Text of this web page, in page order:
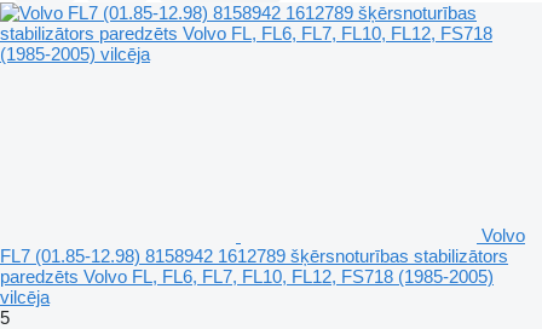
Volvo
FL7 (01.85-12.98) 8158942 1612789 šķērsnoturības stabilizātors
paredzēts Volvo FL, FL6, FL7, FL10, FL12, FS718 (1985-2005)
vilcēja
5